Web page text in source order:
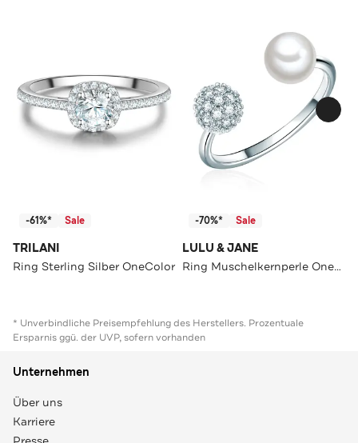
-61%* Sale
TRILANI
Ring Sterling Silber OneColor
-70%* Sale
LULU & JANE
Ring Muschelkernperle OneColor
* Unverbindliche Preisempfehlung des Herstellers. Prozentuale
Ersparnis ggü. der UVP, sofern vorhanden
Unternehmen
Über uns
Karriere